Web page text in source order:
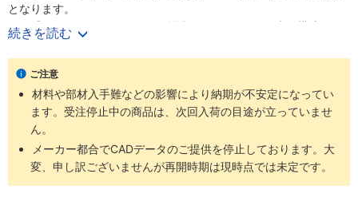
となります。
例）『60-1RP-1600リンク』の場合、160リンク×10本の構成とな
ります。
続きを読む
ご注意
材料や部材入手難などの影響により納期が不安定になってい
ます。受注停止中の商品は、次回入荷の目途が立っていませ
ん。
メーカー都合でCADデータのご提供を停止しております。大
変、申し訳ございませんが再開時期は現時点では未定です。